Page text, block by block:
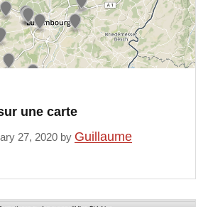
une carte
27, 2020 by Guillaume